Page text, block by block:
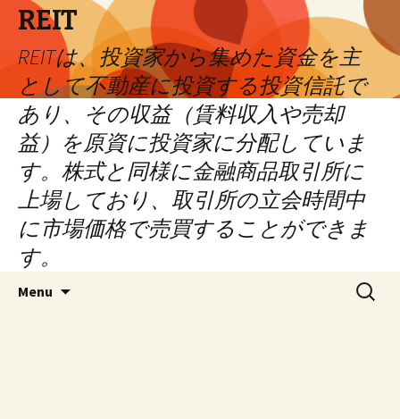
REIT
REITは、投資家から集めた資金を主
として不動産に投資する投資信託で
あり、その収益（賃料収入や売却
益）を原資に投資家に分配していま
す。株式と同様に金融商品取引所に
上場しており、取引所の立会時間中
に市場価格で売買することができま
す。
Menu
Search
for: